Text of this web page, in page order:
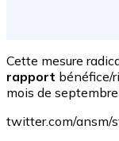
Cette mesure
rapport bénéfice/
mois de
twitter.com/